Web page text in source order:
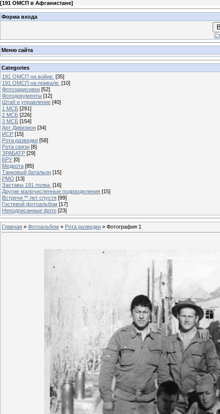
[191 ОМСП в Афганистане]
Форма входа
Меню сайта
Categories
191 ОМСП на войне. [35]
191 ОМСП на привале. [10]
Фотозарисовки [52]
Фотодокументы [12]
Штаб и управление [40]
1 МСБ [291]
2 МСБ [226]
3 МСБ [154]
Арт Дивизион [34]
ИСР [15]
Рота разведки [58]
Рота связи [8]
ЗРАБАТР [29]
БРУ [0]
Медрота [85]
Танковый батальон [15]
РМО [13]
Заставы 191 полка. [16]
Другие малочисленные подразделения [15]
Встречи ** лет спустя [99]
Гостевой фотоальбом [17]
Неподписанные фото [23]
Главная » Фотоальбом » Рота разведки » Фотография 1